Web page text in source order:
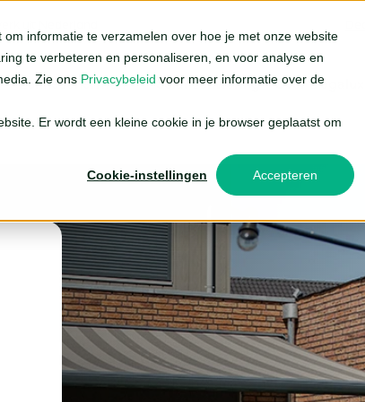
informatie te verzamelen over hoe je met onze website
te verbeteren en personaliseren, en voor analyse en
Zie ons Privacybeleid voor meer informatie over de
Er wordt een kleine cookie in je browser geplaatst om
Cookie-instellingen Accepteren
Zonneschermen
Terrasschermen
Knikarmscherm
Uitvalschermen
Solar zonwering Over Degalux
Instructies
Vacatures
Blog
Screens
Standaard screens
Ritsscreens
Solar screens
Rolluiken
Solar rolluiken
Zonneschermen
Terrasschermen
Knikarmscherm
Uitvalschermen
Solar zonwering
Over Degalux
Klantenservice